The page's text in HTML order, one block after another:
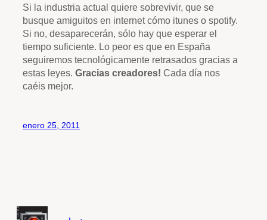
Si la industria actual quiere sobrevivir, que se
busque amiguitos en internet cómo itunes o spotify.
Si no, desaparecerán, sólo hay que esperar el
tiempo suficiente. Lo peor es que en España
seguiremos tecnológicamente retrasados gracias a
estas leyes. Gracias creadores! Cada día nos
caéis mejor.
enero 25, 2011